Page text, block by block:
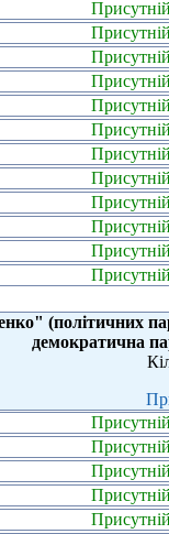
(політичних
демократична